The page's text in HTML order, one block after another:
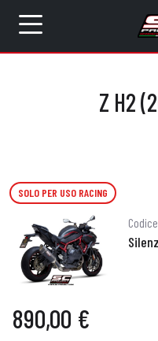
Z H2
SOLO PER USO RACING
890,00 €